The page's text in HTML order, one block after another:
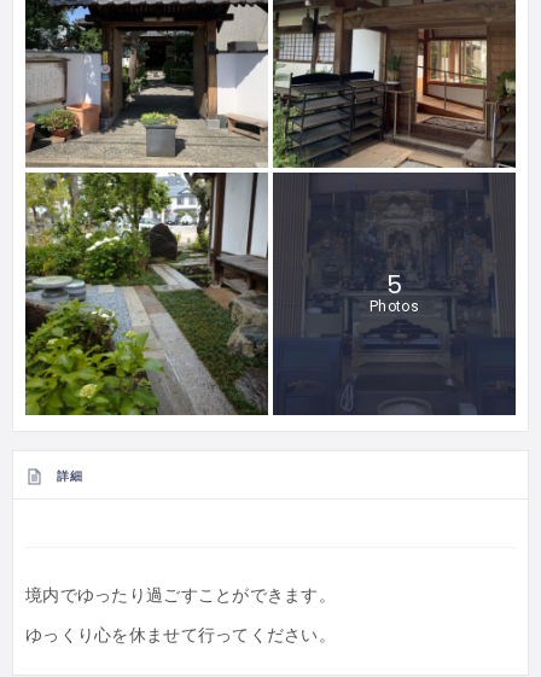
5
Photos
詳細
境内でゆったり過ごすことができます。
ゆっくり心を休ませて行ってください。